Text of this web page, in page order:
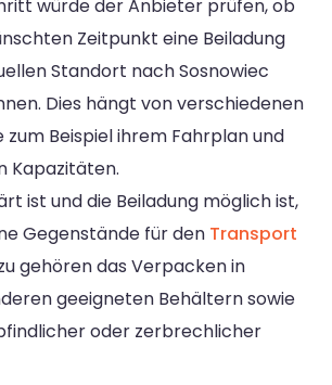
würde der Anbieter prüfen, ob
Zeitpunkt eine Beiladung
Standort nach Sosnowiec
Dies hängt von verschiedenen
zum Beispiel ihrem Fahrplan und
Kapazitäten.
ist und die Beiladung möglich ist,
Gegenstände für den Transport
gehören das Verpacken in
geeigneten Behältern sowie
oder zerbrechlicher